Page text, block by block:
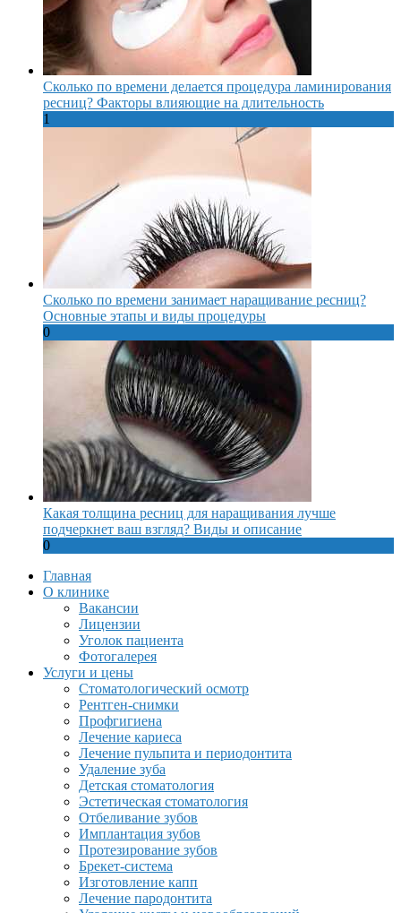
Сколько по времени делается процедура ламинирования
ресниц? Факторы влияющие на длительность
1
Сколько по времени занимает наращивание ресниц?
Основные этапы и виды процедуры
0
Какая толщина ресниц для наращивания лучше
подчеркнет ваш взгляд? Виды и описание
0
Главная
О клинике
Вакансии
Лицензии
Уголок пациента
Фотогалерея
Услуги и цены
Стоматологический осмотр
Рентген-снимки
Профгигиена
Лечение кариеса
Лечение пульпита и периодонтита
Удаление зуба
Детская стоматология
Эстетическая стоматология
Отбеливание зубов
Имплантация зубов
Протезирование зубов
Брекет-система
Изготовление капп
Лечение пародонтита